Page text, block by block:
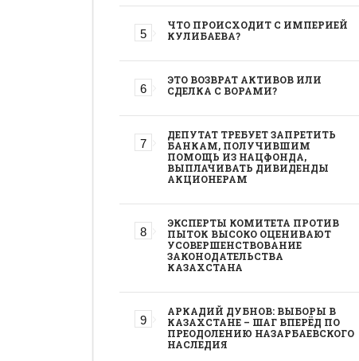
ЧТО ПРОИСХОДИТ С ИМПЕРИЕЙ
КУЛИБАЕВА?
ЭТО ВОЗВРАТ АКТИВОВ ИЛИ
СДЕЛКА С ВОРАМИ?
ДЕПУТАТ ТРЕБУЕТ ЗАПРЕТИТЬ
БАНКАМ, ПОЛУЧИВШИМ
ПОМОЩЬ ИЗ НАЦФОНДА,
ВЫПЛАЧИВАТЬ ДИВИДЕНДЫ
АКЦИОНЕРАМ
ЭКСПЕРТЫ КОМИТЕТА ПРОТИВ
ПЫТОК ВЫСОКО ОЦЕНИВАЮТ
УСОВЕРШЕНСТВОВАНИЕ
ЗАКОНОДАТЕЛЬСТВА
КАЗАХСТАНА
АРКАДИЙ ДУБНОВ: ВЫБОРЫ В
КАЗАХСТАНЕ – ШАГ ВПЕРЁД ПО
ПРЕОДОЛЕНИЮ НАЗАРБАЕВСКОГО
НАСЛЕДИЯ